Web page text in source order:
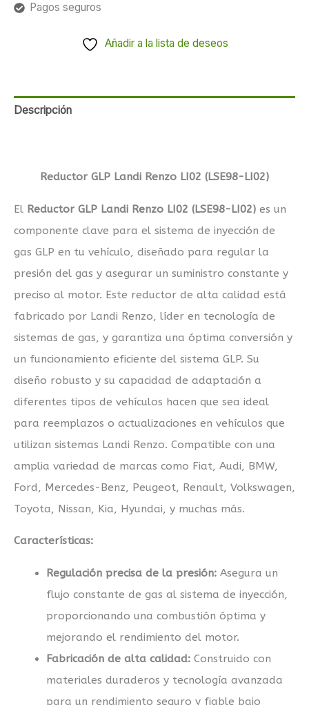
Pagos seguros
Añadir a la lista de deseos
Descripción
Reductor GLP Landi Renzo LI02 (LSE98-LI02)
El Reductor GLP Landi Renzo LI02 (LSE98-LI02) es un
componente clave para el sistema de inyección de
gas GLP en tu vehículo, diseñado para regular la
presión del gas y asegurar un suministro constante y
preciso al motor. Este reductor de alta calidad está
fabricado por Landi Renzo, líder en tecnología de
sistemas de gas, y garantiza una óptima conversión y
un funcionamiento eficiente del sistema GLP. Su
diseño robusto y su capacidad de adaptación a
diferentes tipos de vehículos hacen que sea ideal
para reemplazos o actualizaciones en vehículos que
utilizan sistemas Landi Renzo. Compatible con una
amplia variedad de marcas como Fiat, Audi, BMW,
Ford, Mercedes-Benz, Peugeot, Renault, Volkswagen,
Toyota, Nissan, Kia, Hyundai, y muchas más.
Características:
Regulación precisa de la presión:Asegura un
flujo constante de gas al sistema de inyección,
proporcionando una combustión óptima y
mejorando el rendimiento del motor.
Fabricación de alta calidad:Construido con
materiales duraderos y tecnología avanzada
para un rendimiento seguro y fiable bajo